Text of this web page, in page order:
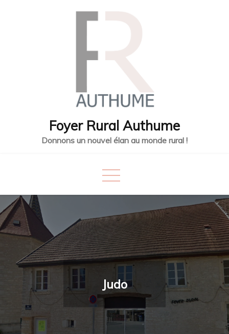
Foyer Rural Authume
Donnons un nouvel élan au monde rural !
Judo